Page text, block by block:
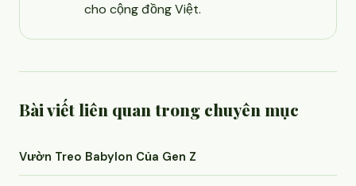
cho cộng đồng Việt.
Bài viết liên quan trong chuyên mục
Vườn Treo Babylon Của Gen Z